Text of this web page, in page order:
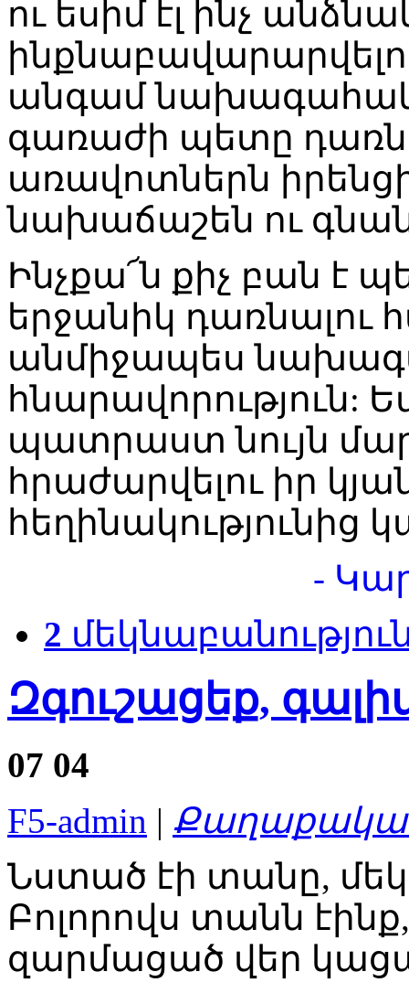
ու եսիմ էլ ինչ
անգամ
գառաժի պետը
առավոտներն
նախաճաշեն ու
Ինչքա՜ն քիչ բան է
երջանիկ դառնալու
անմիջապես
հնարավորություն:
պատրաստ նույն
հրաժարվելու իր
հեղինակությունից
-
2
Զգուշացեք,
07 04
F5-admin |
Նստած էի տանը, մեկ
Բոլորովս տանն
զարմացած վեր